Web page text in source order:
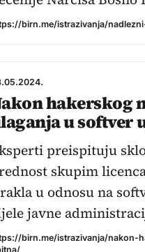
birn.me/istrazivanja/
hakerskog
u softver
preispituju
skupim
u odnosu na
javne
birn.me/istrazivanja/nakon-